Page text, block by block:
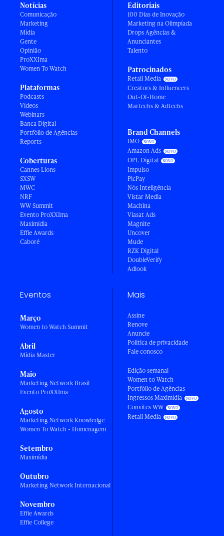
Notícias
Comunicação
Marketing
Mídia
Gente
Opinião
ProXXIma
Women To Watch
Plataformas
Podcasts
Vídeos
Webinars
Banca Digital
Portfólio de Agências
Reports
Coberturas
Cannes Lions
SXSW
MWC
NRF
WW Summit
Evento ProXXIma
Maximídia
Effie Awards
Caboré
Editoriais
100 Dias de Inovação
Marketing na Olimpíada
Drops Agências &
Anunciantes
Talento
Patrocinados
Retail Media
Creators & Influencers
Out-Of-Home
Martechs & Adtechs
Brand Channels
IMO
Amazon Ads
OPL Digital
Impulso
PicPay
Nós Inteligência
Vistar Media
Machina
Viasat Ads
Magnite
Uncover
Mude
RZK Digital
DoubleVerify
Adlook
Eventos
Março
Women to Watch Summit
Abril
Mídia Master
Maio
Marketing Network Brasil
Evento ProXXIma
Agosto
Marketing Network Knowledge
Women To Watch - Homenagem
Setembro
Maximídia
Outubro
Marketing Network Internacional
Novembro
Effie Awards
Effie College
Mais
Assine
Renove
Anuncie
Política de privacidade
Fale conosco
Edição semanal
Women to Watch
Portfólio de Agências
Ingressos Maximídia
Convites WW
Retail Media